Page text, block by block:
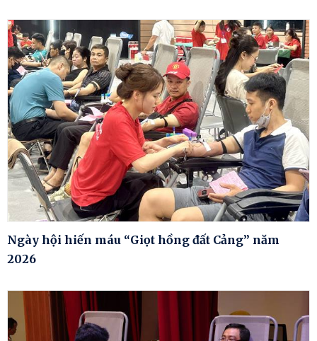
Ngày hội hiến máu “Giọt hồng đất Cảng” năm
2026